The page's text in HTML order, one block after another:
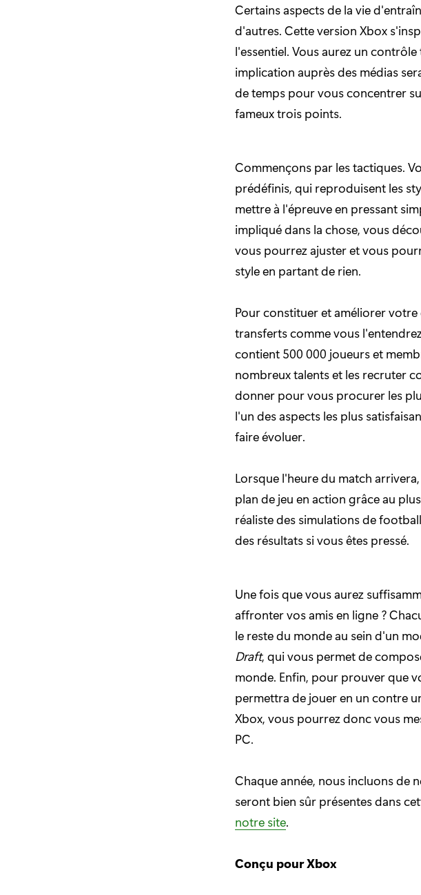
Certains aspects de la vie
d'autres. Cette version Xbox
l'essentiel. Vous aurez un
implication auprès des médias
de temps pour vous concentrer
fameux trois points.
Commençons par les tactiques.
prédéfinis, qui reproduisent les
mettre à l'épreuve en pressant
impliqué dans la chose, vous
vous pourrez ajuster et vous
style en partant de rien.
Pour constituer et améliorer
transferts comme vous
contient 500 000 joueurs et
nombreux talents et les recruter
donner pour vous procurer les
l'un des aspects les plus
faire évoluer.
Lorsque l'heure du match
plan de jeu en action grâce au
réaliste des simulations de
des résultats si vous êtes pressé.
Une fois que vous aurez
affronter vos amis en ligne ?
le reste du monde au sein d'un
Draft, qui vous permet de
monde. Enfin, pour prouver que
permettra de jouer en un contre
Xbox, vous pourrez donc vous
PC.
Chaque année, nous incluons de
seront bien sûr présentes dans
notre site.
Conçu pour Xbox